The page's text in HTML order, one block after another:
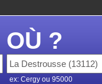
OÙ ?
ex: Cergy ou 95000